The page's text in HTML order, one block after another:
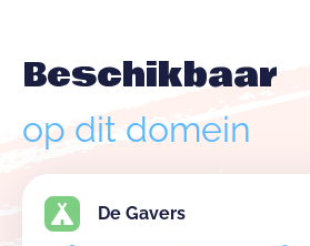
Beschikbaar
op dit domein
De Gavers